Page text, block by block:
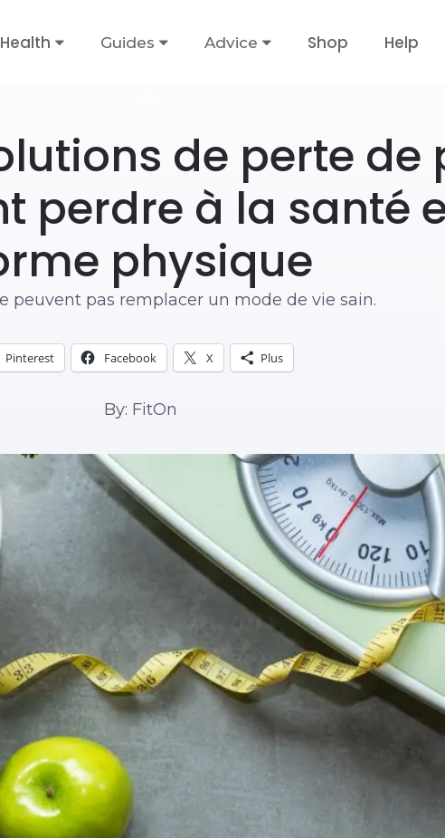
Health Guides Advice Shop Help
de perte de
perdre à la santé
physique
peuvent pas remplacer un mode de vie sain.
Pinterest Facebook X Plus
By: FitOn